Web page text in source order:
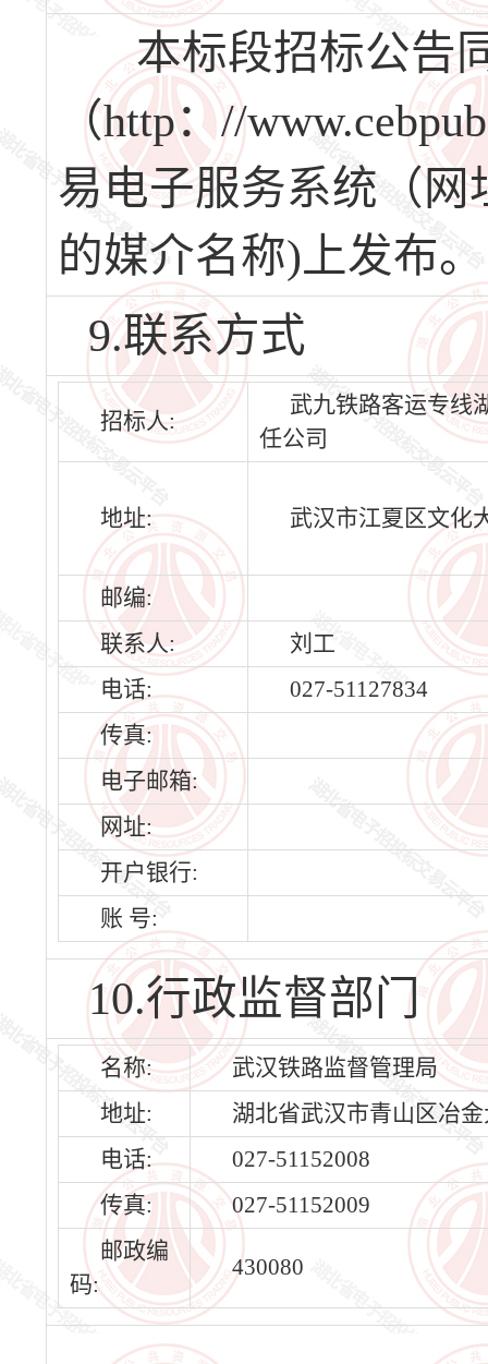
本标段招标公告
（http：//
易电子服务系统（网
的媒介名称)上发布。
9.联系方式
招标人:
武九铁路客运专线
任公司
地址: 武汉市江夏区文化
邮编:
联系人:
刘工
电话:
027-51127834
传真:
电子邮箱:
网址:
开户银行:
账 号:
10.行政监督部门
名称:
武汉铁路监督管理局
地址:
湖北省武汉市青山区冶
电话:
027-51152008
传真:
027-51152009
邮政编
码:
430080